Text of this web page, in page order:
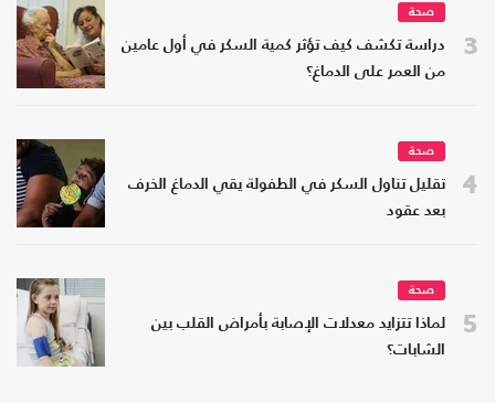
3
صحة
دراسة تكشف كيف تؤثر كمية السكر في أول عامين
من العمر على الدماغ؟
4
صحة
تقليل تناول السكر في الطفولة يقي الدماغ الخرف
بعد عقود
5
صحة
لماذا تتزايد معدلات الإصابة بأمراض القلب بين
الشابات؟